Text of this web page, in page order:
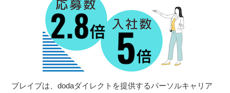
ブレイブは、dodaダイレクトを提供するパーソルキャリア